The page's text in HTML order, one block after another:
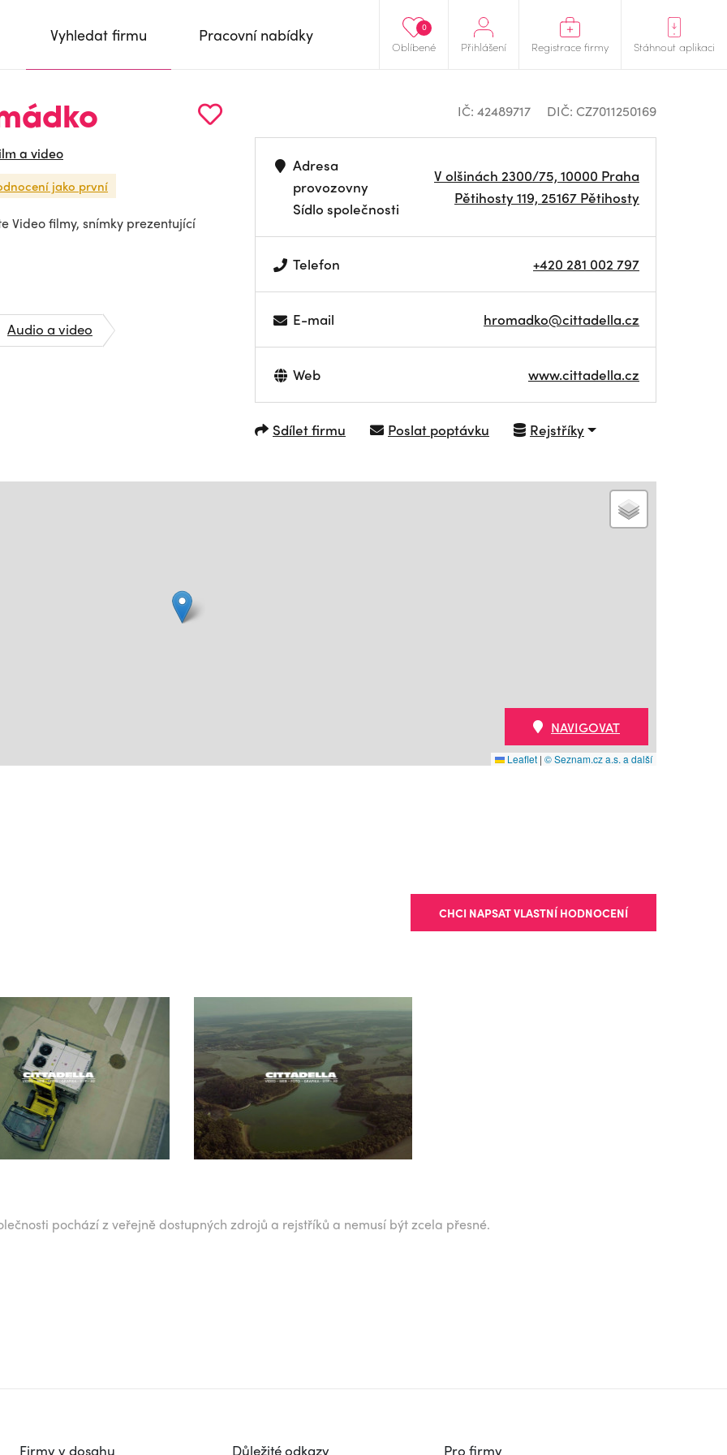
Oblíbené
0
Přihlášení Registrace firmy Stáhnout aplikaci
Vyhledat firmu Pracovní nabídky
a video
jako první
Video filmy, snímky prezentující
Audio a video
IČ: 42489717 DIČ: CZ7011250169
Adresa
provozovny
Sídlo společnosti
V olšinách 2300/75, 10000 Praha
Pětihosty 119, 25167 Pětihosty
Telefon +420 281 002 797
E-mail hromadko@cittadella.cz
Web www.cittadella.cz
Sdílet firmu Poslat poptávku Rejstříky
Leaflet | © Seznam.cz a.s. a další
NAVIGOVAT
CHCI NAPSAT VLASTNÍ HODNOCENÍ
pochází z veřejně dostupných zdrojů a rejstříků a nemusí být zcela přesné.
Firmy v dosahu Důležité odkazy Pro firmy